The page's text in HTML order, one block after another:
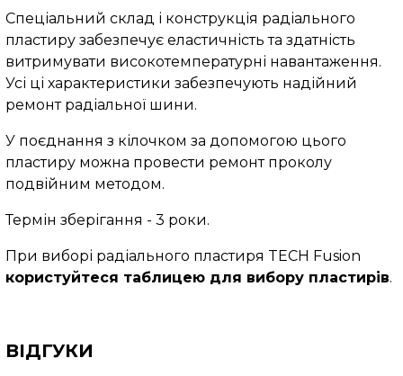
Спеціальний склад і конструкція радіального
пластиру забезпечує еластичність та здатність
витримувати високотемпературні навантаження.
Усі ці характеристики забезпечують надійний
ремонт радіальної шини.
У поєднання з кілочком за допомогою цього
пластиру можна провести ремонт проколу
подвійним методом.
Термін зберігання - 3 роки.
При виборі радіального пластиря TECH Fusion
користуйтеся таблицею для вибору пластирів.
ВІДГУКИ